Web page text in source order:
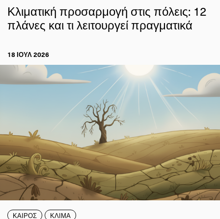
Κλιματική προσαρμογή στις πόλεις: 12
πλάνες και τι λειτουργεί πραγματικά
18 ΙΟΥΛ 2026
ΚΑΙΡΟΣ ΚΛΙΜΑ